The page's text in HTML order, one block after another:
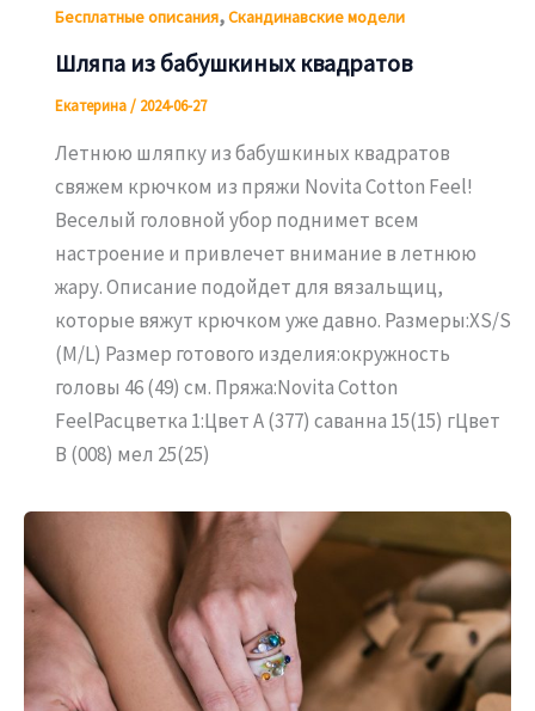
Бесплатные описания,Скандинавские модели
Шляпа из бабушкиных квадратов
Екатерина/ 2024-06-27
Летнюю шляпку из бабушкиных квадратов
свяжем крючком из пряжи Novita Cotton Feel!
Веселый головной убор поднимет всем
настроение и привлечет внимание в летнюю
жару. Описание подойдет для вязальщиц,
которые вяжут крючком уже давно. Размеры:XS/S
(M/L) Размер готового изделия:окружность
головы 46 (49) см. Пряжа:Novita Cotton
FeelРасцветка 1:Цвет А (377) саванна 15(15) гЦвет
В (008) мел 25(25)